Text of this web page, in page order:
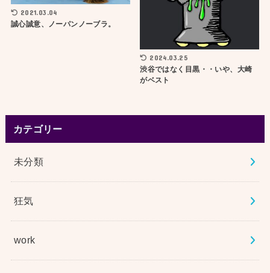
2021.03.04
誠心誠意、ノーパンノーブラ。
2024.03.25
渋谷ではなく目黒・・いや、大崎
がベスト
カテゴリー
未分類
狂気
work